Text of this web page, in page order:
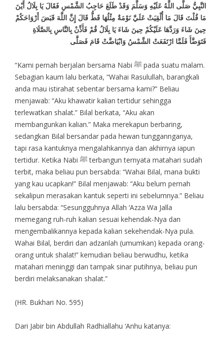
النَّبِيُّ صَلَّى اللَّهُ عَلَيْهِ وَسَلَّمَ وَقَدْ طَلَعَ حَاجِبُ الشَّمْسِ فَقَالَ يَا بِلَالُ أَيْنَ
مَا قُلْتَ قَالَ مَا أُلْقِيَتْ عَلَيَّ نَوْمَةٌ مِثْلُهَا قَطُّ قَالَ إِنَّ اللَّهَ قَبَضَ أَرْوَاحَكُمْ
حِينَ شَاءَ وَرَدَّهَا عَلَيْكُمْ حِينَ شَاءَ يَا بِلَالُ قُمْ فَأَذِّنْ بِالنَّاسِ بِالصَّلَاةِ
فَتَوَضَّأَ فَلَمَّا ارْتَفَعَتْ الشَّمْسُ وَابْيَاضَّتْ قَامَ فَصَلَّى
“Kami pernah berjalan bersama Nabi ﷺ pada suatu malam.
Sebagian kaum lalu berkata, “Wahai Rasulullah, barangkali
anda mau istirahat sebentar bersama kami?” Beliau
menjawab: “Aku khawatir kalian tertidur sehingga
terlewatkan shalat.” Bilal berkata, “Aku akan
membangunkan kalian.” Maka merekapun berbaring,
sedangkan Bilal bersandar pada hewan tunggannganya,
tapi rasa kantuknya mengalahkannya dan akhirnya iapun
tertidur. Ketika Nabi ﷺ terbangun ternyata matahari sudah
terbit, maka beliau pun bersabda: “Wahai Bilal, mana bukti
yang kau ucapkan!” Bilal menjawab: “Aku belum pernah
sekalipun merasakan kantuk seperti ini sebelumnya.” Beliau
lalu bersabda: “Sesungguhnya Allah ‘Azza Wa Jalla
memegang ruh-ruh kalian sesuai kehendak-Nya dan
mengembalikannya kepada kalian sekehendak-Nya pula.
Wahai Bilal, berdiri dan adzanlah (umumkan) kepada orang-
orang untuk shalat!” kemudian beliau berwudhu, ketika
matahari meninggi dan tampak sinar putihnya, beliau pun
berdiri melaksanakan shalat.”
(HR. Bukhari No. 595)
Dari Jabir bin Abdullah Radhiallahu ‘Anhu katanya: